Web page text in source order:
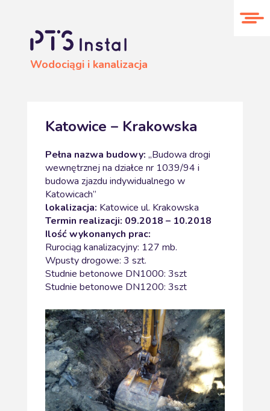
Wodociągi i kanalizacja
Kontakt
Katowice – Krakowska
Pełna nazwa budowy: ,,Budowa drogi
wewnętrznej na działce nr 1039/94 i
budowa zjazdu indywidualnego w
Katowicach”
lokalizacja: Katowice ul. Krakowska
Termin realizacji: 09.2018 – 10.2018
Ilość wykonanych prac:
Rurociąg kanalizacyjny: 127 mb.
Wpusty drogowe: 3 szt.
Studnie betonowe DN1000: 3szt
Studnie betonowe DN1200: 3szt